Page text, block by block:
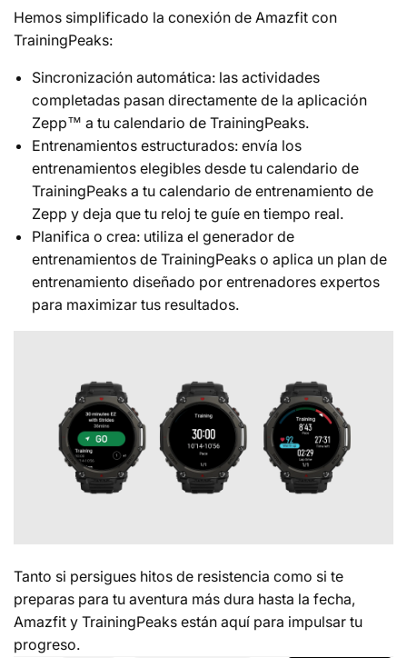
Hemos simplificado la conexión de Amazfit con
TrainingPeaks:
Sincronización automática: las actividades
completadas pasan directamente de la aplicación
Zepp™ a tu calendario de TrainingPeaks.
Entrenamientos estructurados: envía los
entrenamientos elegibles desde tu calendario de
TrainingPeaks a tu calendario de entrenamiento de
Zepp y deja que tu reloj te guíe en tiempo real.
Planifica o crea: utiliza el generador de
entrenamientos de TrainingPeaks o aplica un plan de
entrenamiento diseñado por entrenadores expertos
para maximizar tus resultados.
Tanto si persigues hitos de resistencia como si te
preparas para tu aventura más dura hasta la fecha,
Amazfit y TrainingPeaks están aquí para impulsar tu
progreso.